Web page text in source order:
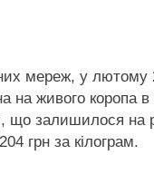
мереж, у лютому
на живого коропа
що залишилося на
грн за кілограм.